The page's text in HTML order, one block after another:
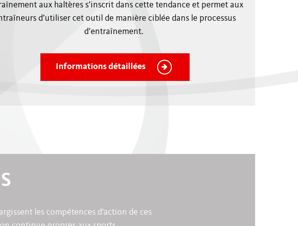
aux haltères s’inscrit dans cette tendance et permet aux
d’utiliser cet outil de manière ciblée dans le processus
d’entraînement.
Informations détaillées
les compétences d'action de ces